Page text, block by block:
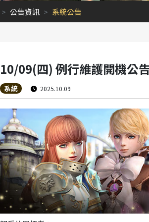
公告資訊 系統公告
10/09(四) 例行維護開機公
系統 2025.10.09